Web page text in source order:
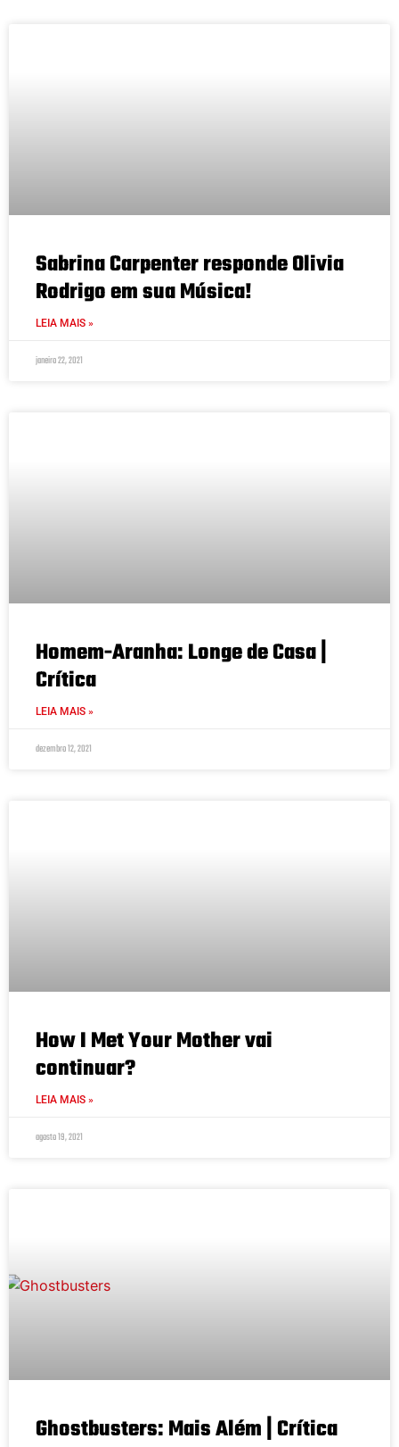
Sabrina Carpenter responde Olivia
Rodrigo em sua Música!
LEIA MAIS »
janeiro 22, 2021
Homem-Aranha: Longe de Casa |
Crítica
LEIA MAIS »
dezembro 12, 2021
How I Met Your Mother vai
continuar?
LEIA MAIS »
agosto 19, 2021
Ghostbusters: Mais Além | Crítica